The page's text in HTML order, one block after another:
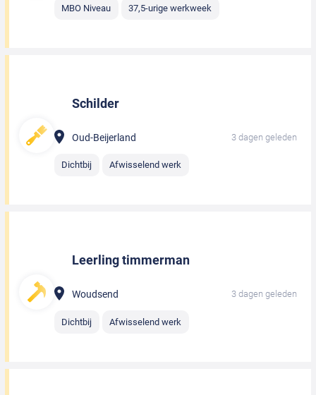
MBO Niveau 37,5-urige werkweek
Schilder
Oud-Beijerland 3 dagen geleden
Dichtbij Afwisselend werk
Leerling timmerman
Woudsend 3 dagen geleden
Dichtbij Afwisselend werk